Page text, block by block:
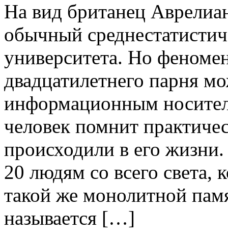
На вид британец
обычный
университета. Но
двадцатилетнего парня
информационным
человек помнит
происходили в его
20 людям со всего света,
такой же монолитной
называется […]